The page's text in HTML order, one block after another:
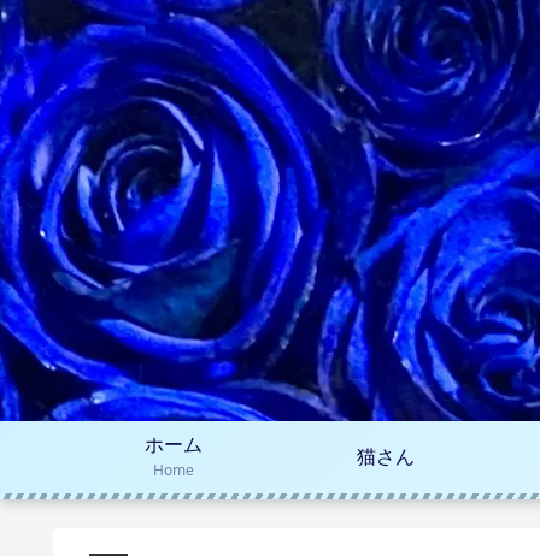
ホーム
Home
猫さん